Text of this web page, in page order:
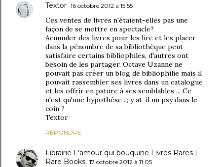
Textor 16 octobre 2012 à 15:55
Ces ventes de livres n'étaient-elles pas une
façon de se mettre en spectacle?
Acumuler des livres pour les lire et les placer
dans la pénombre de sa bibliothèque peut
satisfaire certains bibliophiles, d'autres ont
besoin de les partager. Octave Uzanne ne
pouvait pas créer un blog de bibliophilie mais il
pouvait rassembler ses livres dans un catalogue
et les offrir en pature à ses semblables ... Ce
n'est qu'une hypothèse ..; y at-il un psy dans le
coin ?
Textor
RÉPONDRE
Librairie L'amour qui bouquine Livres Rares |
Rare Books 17 octobre 2012 à 11:05